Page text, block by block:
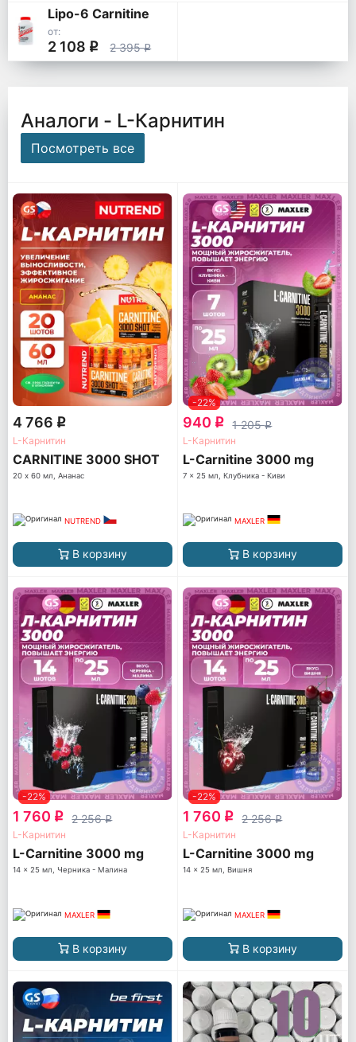
Lipo-6 Carnitine
от:
2 108 q 2 395q
Аналоги - L-Карнитин
Посмотреть все
4 766 q
L-Карнитин
CARNITINE 3000 SHOT
20 х 60 мл, Ананас
NUTREND
В корзину
-22%
940 q 1 205q
L-Карнитин
L-Carnitine 3000 mg
7 x 25 мл, Клубника - Киви
MAXLER
В корзину
-22%
1 760 q 2 256q
L-Карнитин
L-Carnitine 3000 mg
14 x 25 мл, Черника - Малина
MAXLER
В корзину
-22%
1 760 q 2 256q
L-Карнитин
L-Carnitine 3000 mg
14 x 25 мл, Вишня
MAXLER
В корзину